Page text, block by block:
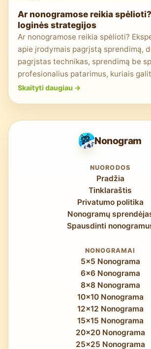
Ar nonogramose reikia
loginės strategijos
Ar nonogramose reikia spėlioti?
apie įrodymais pagrįstą sprendimą,
pagrįstas technikas, sprendimą be
profesionalius patarimus, kuriais
Skaityti daugiau ->
Nonogram
NUORODOS
Pradžia
Tinklaraštis
Privatumo politika
Nonogramų
Spausdinti
NONOGRAMAI
5x5 Nonograma
6x6 Nonograma
8x8 Nonograma
10x10 Nonograma
12x12 Nonograma
15x15 Nonograma
20x20 Nonograma
25x25 Nonograma